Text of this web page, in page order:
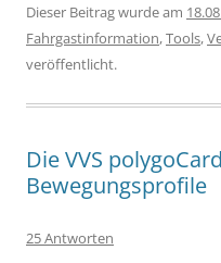
Dieser Beitrag wurde am
Fahrgastinformation,Tools,
veröffentlicht.
Die VVS
Bewegungsprofile
25 Antworten